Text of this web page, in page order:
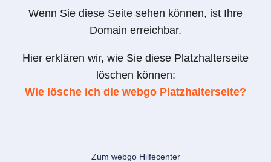
Wenn Sie diese Seite sehen können, ist Ihre
Domain erreichbar.
Hier erklären wir, wie Sie diese Platzhalterseite
löschen können:
Wie lösche ich die webgo Platzhalterseite?
Zum webgo Hilfecenter